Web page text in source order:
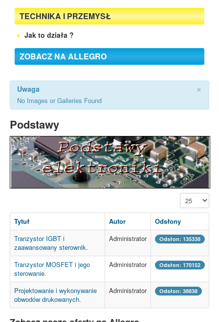
TECHNIKA I PRZEMYSŁ
Jak to działa ?
ZOBACZ NA ALLEGRO
×
Uwaga
No Images or Galleries Found
Podstawy
Pokaż #
Tytuł Autor
Odsłony
Tranzystor IGBT i
zaawansowany sterownik.
Administrator Odsłon: 135338
Tranzystor MOSFET i jego
sterowanie.
Administrator Odsłon: 170152
Projektowanie i wykonywanie
obwodów drukowanych.
Administrator Odsłon: 38838